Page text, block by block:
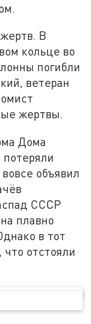
В
кольце во
погибли
ветеран
жертвы.
Дома
объявил
СССР
плавно
в тот
отстояли